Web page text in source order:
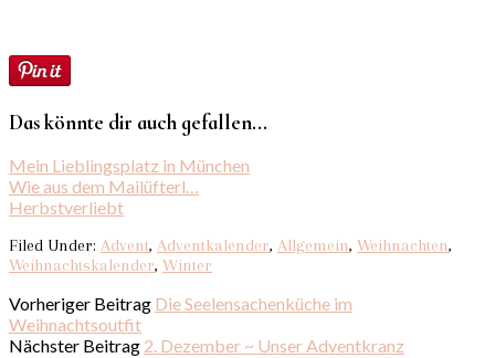
Das könnte dir auch gefallen...
Mein Lieblingsplatz in München
Wie aus dem Mailüfterl…
Herbstverliebt
Filed Under: Advent, Adventkalender, Allgemein, Weihnachten,
Weihnachtskalender, Winter
Vorheriger Beitrag Die Seelensachenküche im
Weihnachtsoutfit
Nächster Beitrag 2. Dezember ~ Unser Adventkranz